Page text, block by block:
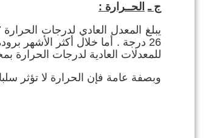
ج ـ الحــرارة :
للمعدلات العادية لدرجات الحرارة
وبصفة عامة فإن الحرارة لا تؤثر